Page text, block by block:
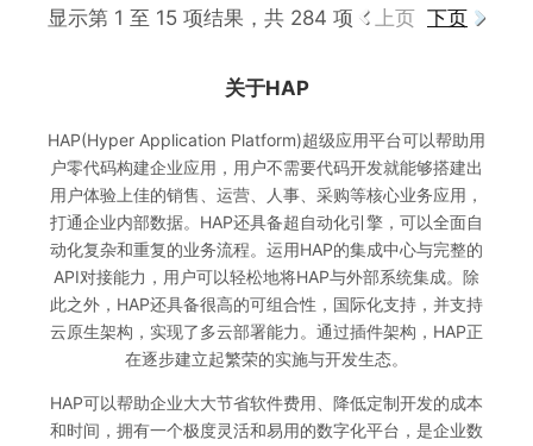
显示第 1 至 15 项结果，共 284 项 上页 下页
关于HAP
HAP(Hyper Application Platform)超级应用平台可以帮助用
户零代码构建企业应用，用户不需要代码开发就能够搭建出
用户体验上佳的销售、运营、人事、采购等核心业务应用，
打通企业内部数据。HAP还具备超自动化引擎，可以全面自
动化复杂和重复的业务流程。运用HAP的集成中心与完整的
API对接能力，用户可以轻松地将HAP与外部系统集成。除
此之外，HAP还具备很高的可组合性，国际化支持，并支持
云原生架构，实现了多云部署能力。通过插件架构，HAP正
在逐步建立起繁荣的实施与开发生态。
HAP可以帮助企业大大节省软件费用、降低定制开发的成本
和时间，拥有一个极度灵活和易用的数字化平台，是企业数